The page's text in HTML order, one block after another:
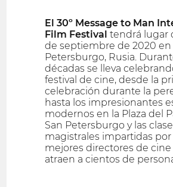
El 30º Message to Man
Film Festival tendrá lugar
de septiembre de 2020 en
Petersburgo, Rusia.
décadas se lleva
festival de cine, desde la
celebración durante la
hasta los impresionantes
modernos en la Plaza del
San Petersburgo y las
magistrales impartidas por
mejores directores de
atraen a cientos de